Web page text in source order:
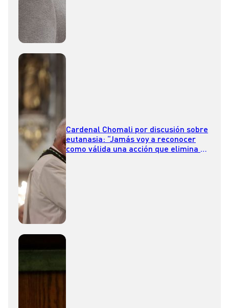
Cardenal Chomali por discusión sobre
eutanasia: “Jamás voy a reconocer
como válida una acción que elimina a